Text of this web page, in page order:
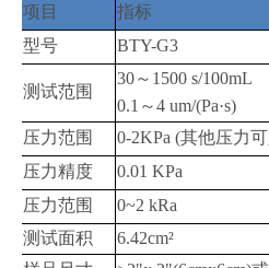
项目
指标
型号
BTY-G3
测试范围
30～1500 s/100mL
0.1～4 um/(Pa·s)
压力范围
0-2KPa (其他压力
压力精度
0.01 KPa
压力范围
0~2 kRa
测试面积
6.42cm²